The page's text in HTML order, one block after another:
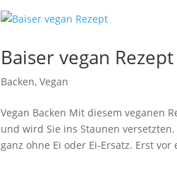
Baiser vegan Rezept
Backen,Vegan
Vegan Backen Mit diesem veganen
und wird Sie ins Staunen
ganz ohne Ei oder Ei-Ersatz. Erst vor